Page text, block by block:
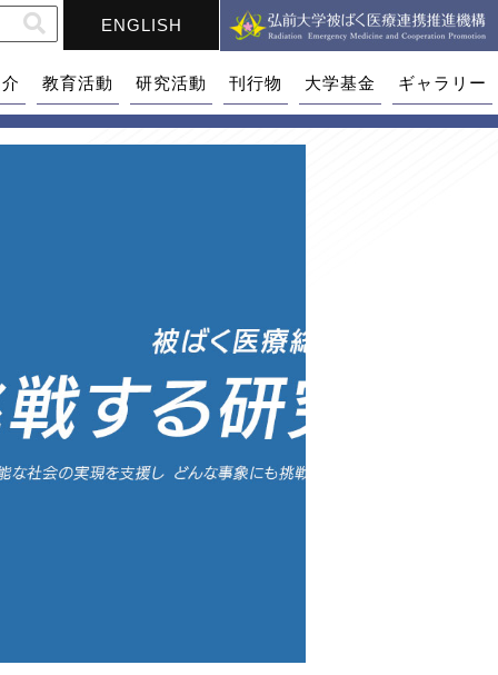
ENGLISH
教育活動 研究活動 刊行物 大学基金 ギャラリー